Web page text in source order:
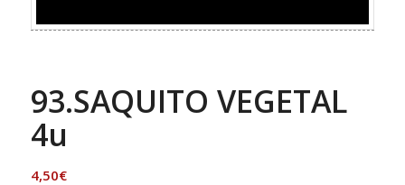
93.SAQUITO VEGETAL
4u
4,50€